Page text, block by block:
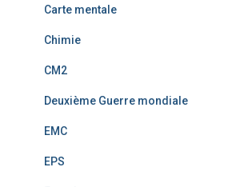
Carte mentale
Chimie
CM2
Deuxième Guerre mondiale
EMC
EPS